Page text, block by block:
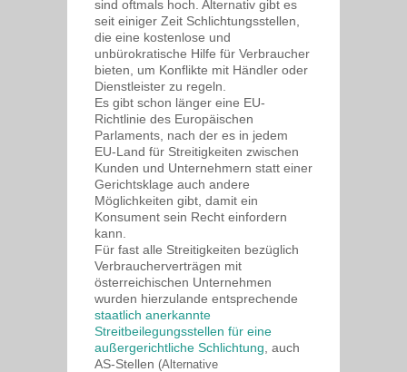
sind oftmals hoch. Alternativ gibt es
seit einiger Zeit Schlichtungsstellen,
die eine kostenlose und
unbürokratische Hilfe für Verbraucher
bieten, um Konflikte mit Händler oder
Dienstleister zu regeln.
Es gibt schon länger eine EU-
Richtlinie des Europäischen
Parlaments, nach der es in jedem
EU-Land für Streitigkeiten zwischen
Kunden und Unternehmern statt einer
Gerichtsklage auch andere
Möglichkeiten gibt, damit ein
Konsument sein Recht einfordern
kann.
Für fast alle Streitigkeiten bezüglich
Verbraucherverträgen mit
österreichischen Unternehmen
wurden hierzulande entsprechende
staatlich anerkannte
Streitbeilegungsstellen für eine
außergerichtliche Schlichtung , auch
AS-Stellen (Alternative